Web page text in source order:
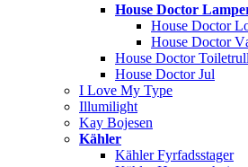
House Doctor
House Doctor
House Doctor
House Doctor
House Doctor Jul
I Love My Type
Illumilight
Kay Bojesen
Kähler
Kähler Fyrfadsstager